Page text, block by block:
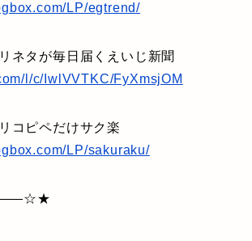
LP/egtrend/
ネタが毎日届くえいじ新聞
l/c/IwlVVTKC/FyXmsjOM
コピペだけサク楽
LP/sakuraku/